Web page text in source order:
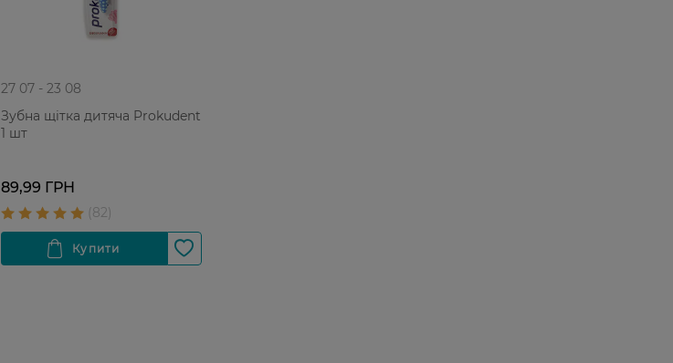
27 07 - 23 08
Зубна щітка дитяча Prokudent
1 шт
89,99 ГРН